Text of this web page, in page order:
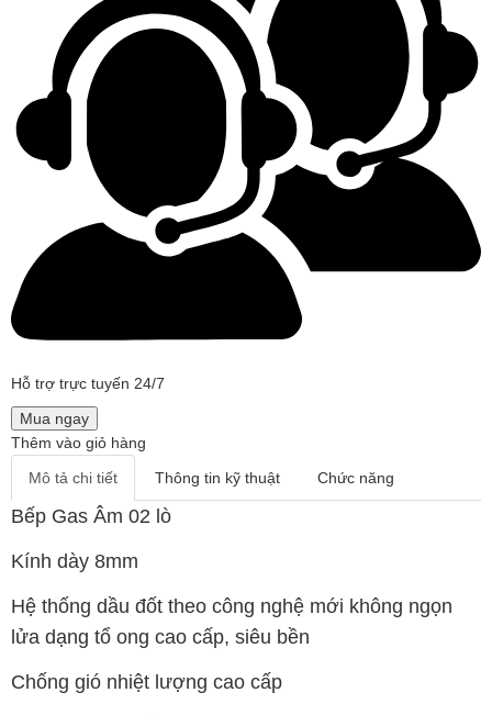
Hỗ trợ trực tuyến 24/7
Mua ngay
Thêm vào giỏ hàng
Mô tả chi tiết
Thông tin kỹ thuật Chức năng
Bếp Gas Âm 02 lò
Kính dày 8mm
Hệ thống dầu đốt theo công nghệ mới không ngọn
lửa dạng tổ ong cao cấp, siêu bền
Chống gió nhiệt lượng cao cấp